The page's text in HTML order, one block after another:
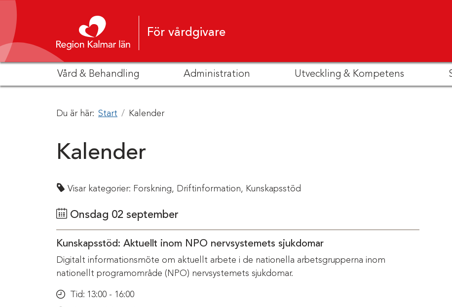
Hoppa till innehåll
För vårdgivare
Vård & Behandling Administration Utveckling & Kompetens
Du är här: Start Kalender
Kalender
Visar kategorier: Forskning, Driftinformation, Kunskapsstöd
Onsdag 02 september
Kunskapsstöd: Aktuellt inom NPO nervsystemets sjukdomar
Digitalt informationsmöte om aktuellt arbete i de nationella arbetsgrupperna inom
nationellt programområde (NPO) nervsystemets sjukdomar.
Tid: 13:00 - 16:00